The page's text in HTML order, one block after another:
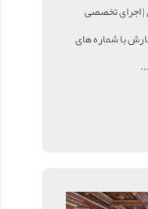
| اجرای تخصصی
با شماره های